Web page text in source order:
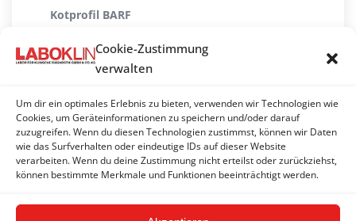
Cookie-Zustimmung
verwalten
Um dir ein optimales Erlebnis zu bieten, verwenden wir Technologien wie
Cookies, um Geräteinformationen zu speichern und/oder darauf
zuzugreifen. Wenn du diesen Technologien zustimmst, können wir Daten
wie das Surfverhalten oder eindeutige IDs auf dieser Website
verarbeiten. Wenn du deine Zustimmung nicht erteilst oder zurückziehst,
können bestimmte Merkmale und Funktionen beeinträchtigt werden.
Kotprofil BARF
Kotprofil pathogene Keime
Kotprofil Welpen
Parasitenprofil
Parasitenprofil Katze
Virologisches Kotprofil